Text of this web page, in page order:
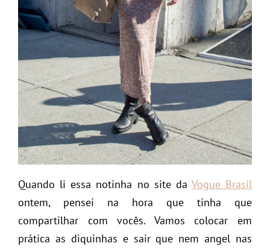
Quando li essa notinha no site da Vogue Brasil
ontem, pensei na hora que tinha que
compartilhar com vocês. Vamos colocar em
prática as diquinhas e sair que nem angel nas